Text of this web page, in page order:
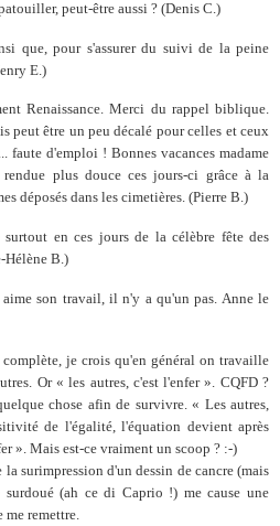
peut-être aussi ? (Denis C.)
que, pour s'assurer du suivi de la peine
E.)
Renaissance. Merci du rappel biblique.
peut être un peu décalé pour celles et ceux
faute d'emploi ! Bonnes vacances madame
plus douce ces jours-ci grâce à la
déposés dans les cimetières. (Pierre B.)
en ces jours de la célèbre fête des
B.)
son travail, il n'y a qu'un pas. Anne le
complète, je crois qu'en général on travaille
Or « les autres, c'est l'enfer ». CQFD ?
chose afin de survivre. « Les autres,
de l'égalité, l'équation devient après
». Mais est-ce vraiment un scoop ? :-)
surimpression d'un dessin de cancre (mais
(ah ce di Caprio !) me cause une
remettre.